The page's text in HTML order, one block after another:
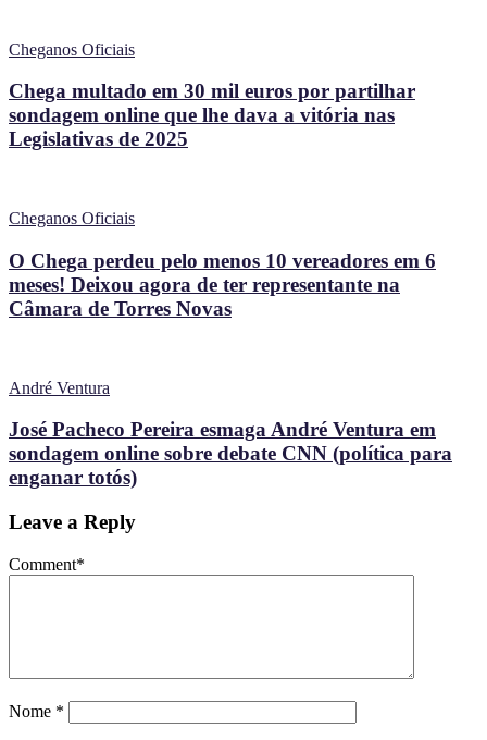
Cheganos Oficiais
Chega multado em 30 mil euros por partilhar
sondagem online que lhe dava a vitória nas
Legislativas de 2025
Cheganos Oficiais
O Chega perdeu pelo menos 10 vereadores em 6
meses! Deixou agora de ter representante na
Câmara de Torres Novas
André Ventura
José Pacheco Pereira esmaga André Ventura em
sondagem online sobre debate CNN (política para
enganar totós)
Leave a Reply
Comment*
Nome *